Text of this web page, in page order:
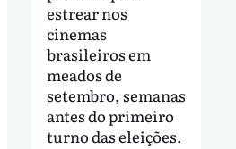
estrear nos
cinemas
brasileiros em
meados de
setembro, semanas
antes do primeiro
turno das eleições.